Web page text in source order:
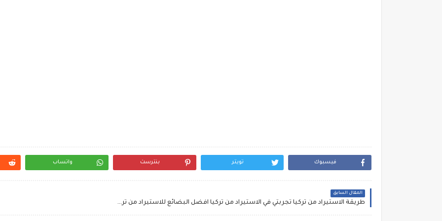
فيسبوك تويتر بنترست واتساب
المقال السابق
طريقة الاستيراد من تركيا تجربتي في الاستيراد من تركيا افضل البضائع للاستيراد من تركيا استيراد شوكولاته من تركيا استيراد اواني منزليه من تركيا التصدير الى تركيا شراء بضائع من تركيا شركات استيراد ملابس من تركيا في مصر اشهر المنتجات التركية